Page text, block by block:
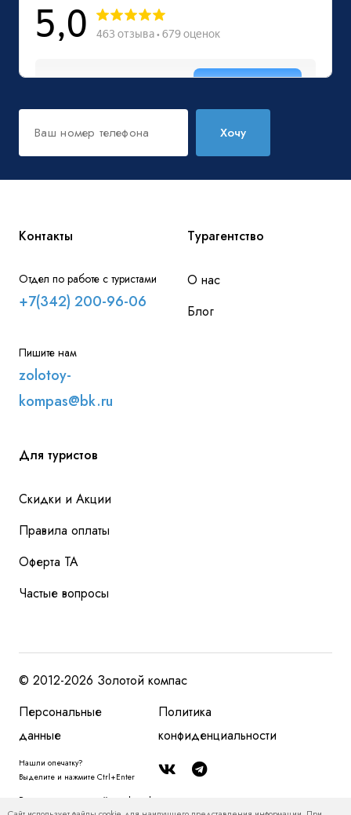
Хочу
Контакты
Отдел по работе с туристами
+7(342) 200-96-06
Пишите нам
zolotoy-
kompas@bk.ru
Турагентство
О нас
Блог
Для туристов
Скидки и Акции
Правила оплаты
Оферта ТА
Частые вопросы
© 2012-2026 Золотой компас
Персональные
данные
Политика
конфиденциальности
Нашли опечатку?
Выделите и нажмите Ctrl+Enter
Размещенная на сайте zolotoy-kompas.ru информация, в том числе, о